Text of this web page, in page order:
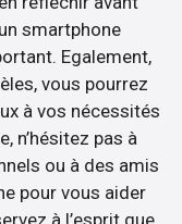
smartphone
Egalement,
vous pourrez
à vos nécessités
n’hésitez pas à
ou à des amis
pour vous aider
à l’esprit que